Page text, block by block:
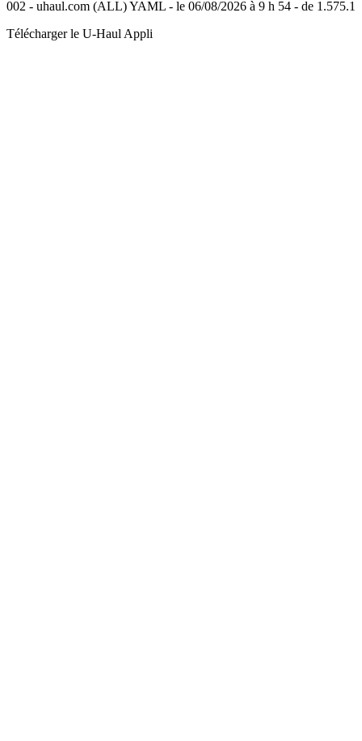
002 - uhaul.com (ALL) YAML - le 06/08/2026 à 9 h 54 - de 1.575.1
Télécharger le U-Haul Appli